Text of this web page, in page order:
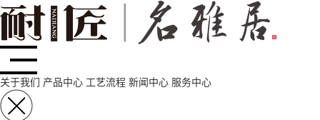
关于我们 产品中心 工艺流程 新闻中心 服务中心